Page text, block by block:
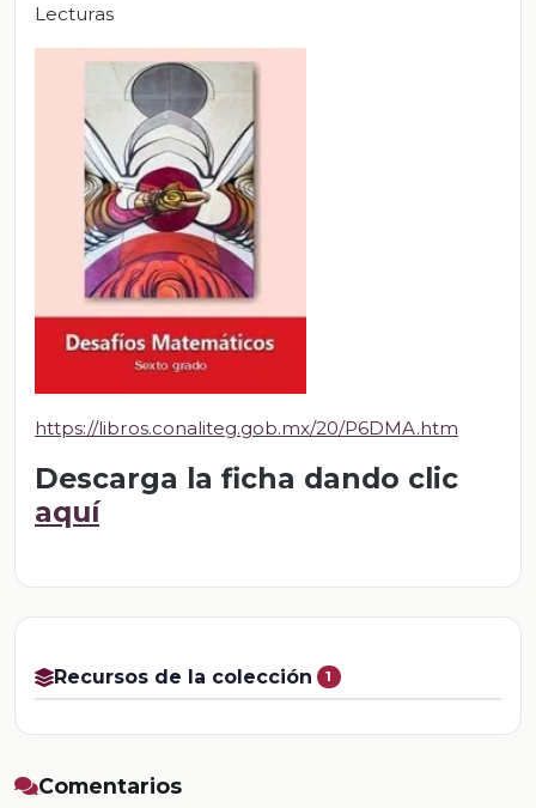
Lecturas
https://libros.conaliteg.gob.mx/20/P6DMA.htm
Descarga la ficha dando clic
aquí
Recursos de la colección 1
Comentarios